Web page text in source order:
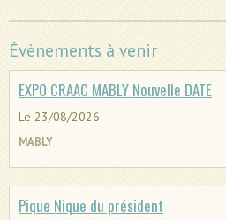
Évènements à venir
EXPO CRAAC MABLY Nouvelle DATE
Le 23/08/2026
MABLY
Pique Nique du président